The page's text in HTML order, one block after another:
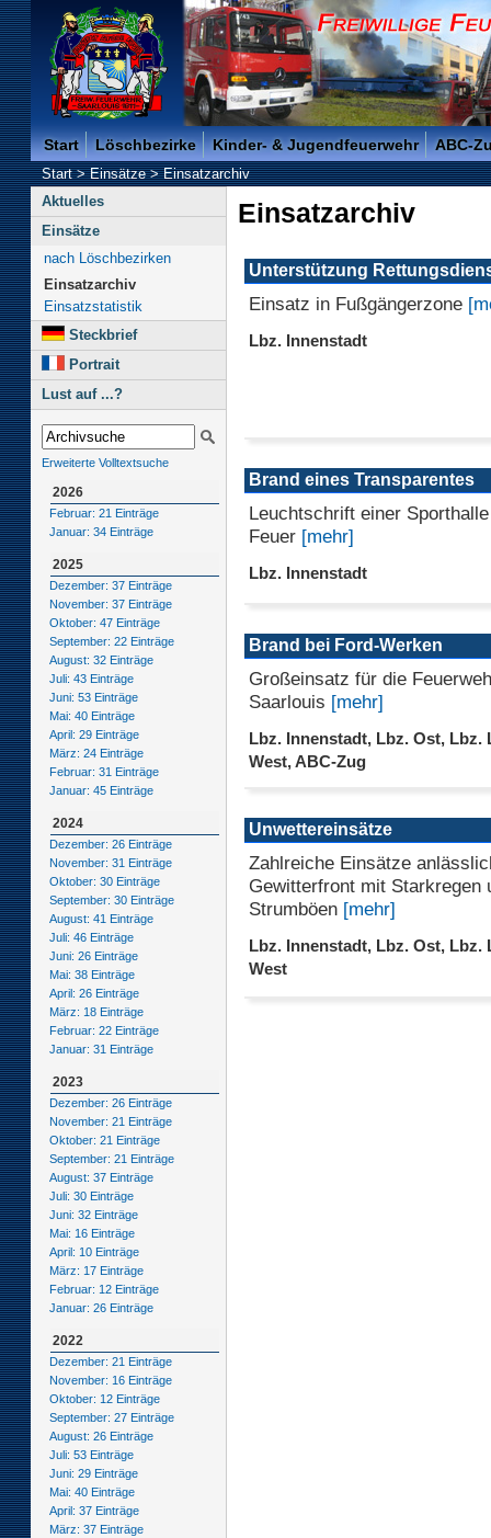
Freiwillige Feuerwehr der Kreisstadt Saarlouis -
Start Löschbezirke Kinder- & Jugendfeuerwehr ABC-
Start>Einsätze>Einsatzarchiv
Aktuelles
Einsätze
nach Löschbezirken
Einsatzarchiv
Einsatzstatistik
Steckbrief
Portrait
Lust auf ...?
Erweiterte Volltextsuche
2026
Februar: 21 Einträge
Januar: 34 Einträge
2025
Dezember: 37 Einträge
November: 37 Einträge
Oktober: 47 Einträge
September: 22 Einträge
August: 32 Einträge
Juli: 43 Einträge
Juni: 53 Einträge
Mai: 40 Einträge
April: 29 Einträge
März: 24 Einträge
Februar: 31 Einträge
Januar: 45 Einträge
2024
Dezember: 26 Einträge
November: 31 Einträge
Oktober: 30 Einträge
September: 30 Einträge
August: 41 Einträge
Juli: 46 Einträge
Juni: 26 Einträge
Mai: 38 Einträge
April: 26 Einträge
März: 18 Einträge
Februar: 22 Einträge
Januar: 31 Einträge
2023
Dezember: 26 Einträge
November: 21 Einträge
Oktober: 21 Einträge
September: 21 Einträge
August: 37 Einträge
Juli: 30 Einträge
Juni: 32 Einträge
Mai: 16 Einträge
April: 10 Einträge
März: 17 Einträge
Februar: 12 Einträge
Januar: 26 Einträge
2022
Dezember: 21 Einträge
November: 16 Einträge
Oktober: 12 Einträge
September: 27 Einträge
August: 26 Einträge
Juli: 53 Einträge
Juni: 29 Einträge
Mai: 40 Einträge
April: 37 Einträge
März: 37 Einträge
Einsatzarchiv
Unterstützung
Einsatz in Fußgängerzone
Lbz. Innenstadt
Brand eines Transparentes
Leuchtschrift einer
Feuer [mehr]
Lbz. Innenstadt
Brand bei Ford-Werken
Großeinsatz für die
Saarlouis [mehr]
Lbz. Innenstadt, Lbz. Ost, Lbz.
West, ABC-Zug
Unwettereinsätze
Zahlreiche Einsätze
Gewitterfront mit Starkregen
Strumböen [mehr]
Lbz. Innenstadt, Lbz. Ost, Lbz.
West